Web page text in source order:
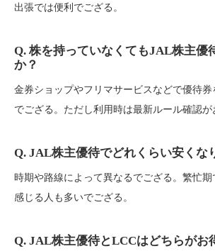
出張では便利でござる。
Q. 株を持っていなくてもJAL株主優
か？
金券ショップやフリマサービスなどで優待券
でござる。ただし利用時は最新ルール確認が
Q. JAL株主優待でどれくらい安くな
時期や路線によって異なるでござる。繁忙
感じる人も多いでござる。
Q. JAL株主優待とLCCはどちらがお